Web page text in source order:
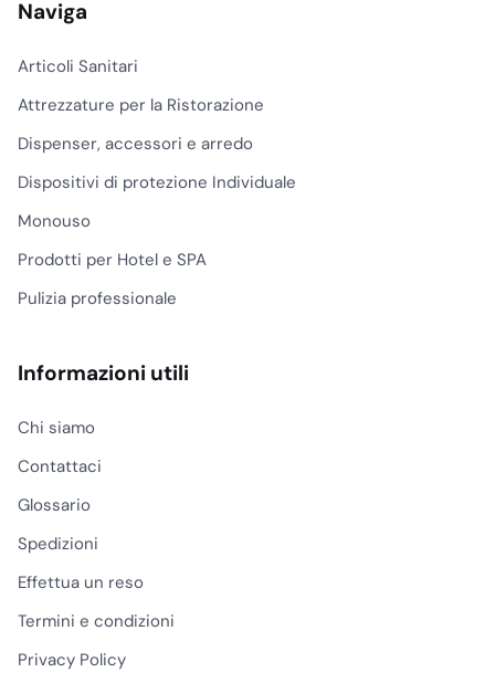
Naviga
Articoli Sanitari
Attrezzature per la Ristorazione
Dispenser, accessori e arredo
Dispositivi di protezione Individuale
Monouso
Prodotti per Hotel e SPA
Pulizia professionale
Informazioni utili
Chi siamo
Contattaci
Glossario
Spedizioni
Effettua un reso
Termini e condizioni
Privacy Policy